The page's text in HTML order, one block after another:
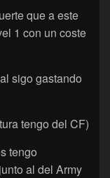
que a este
1 con un coste
sigo gastando
tengo del CF)
tengo
al del Army